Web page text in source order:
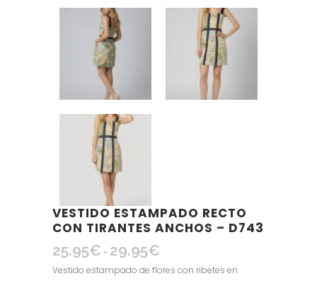
VESTIDO ESTAMPADO RECTO
CON TIRANTES ANCHOS – D743
25.95€ - 29.95€
de
Vestido estampado de flores con ribetes en